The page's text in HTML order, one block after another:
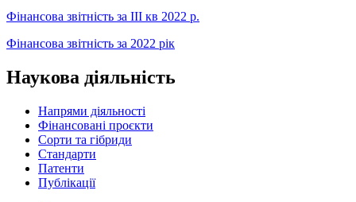
Фінансова звітність за ІІІ кв 2022 р.
Фінансова звітність за 2022 рік
Наукова діяльність
Напрями діяльності
Фінансовані проєкти
Сорти та гібриди
Стандарти
Патенти
Публікації